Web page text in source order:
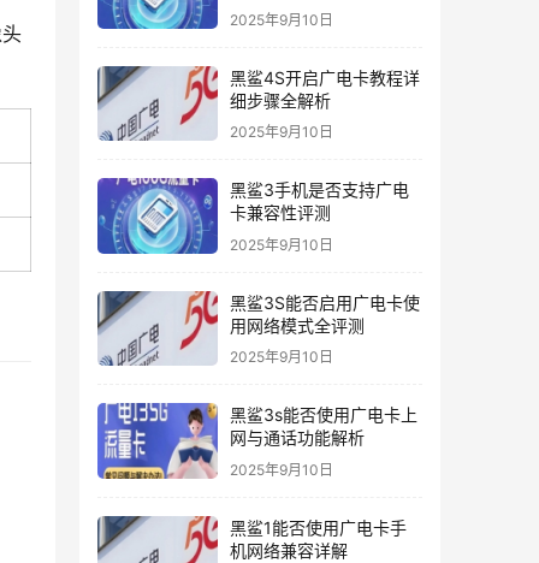
2025年9月10日
黑鲨4S开启广电卡教程详
细步骤全解析
2025年9月10日
黑鲨3手机是否支持广电
卡兼容性评测
2025年9月10日
黑鲨3S能否启用广电卡使
用网络模式全评测
2025年9月10日
黑鲨3s能否使用广电卡上
网与通话功能解析
2025年9月10日
黑鲨1能否使用广电卡手
机网络兼容详解